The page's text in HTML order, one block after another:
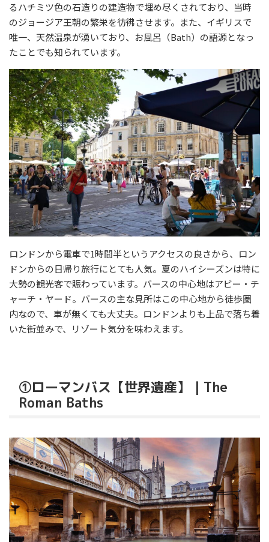
るハチミツ色の石造りの建造物で埋め尽くされており、当時
のジョージア王朝の繁栄を彷彿させます。また、イギリスで
唯一、天然温泉が湧いており、お風呂（Bath）の語源となっ
たことでも知られています。
ロンドンから電車で1時間半というアクセスの良さから、ロン
ドンからの日帰り旅行にとても人気。夏のハイシーズンは特に
大勢の観光客で賑わっています。バースの中心地はアビー・チ
ャーチ・ヤード。バースの主な見所はこの中心地から徒歩圏
内なので、車が無くても大丈夫。ロンドンよりも上品で落ち着
いた街並みで、リゾート気分を味わえます。
①ローマンバス【世界遺産】｜The
Roman Baths